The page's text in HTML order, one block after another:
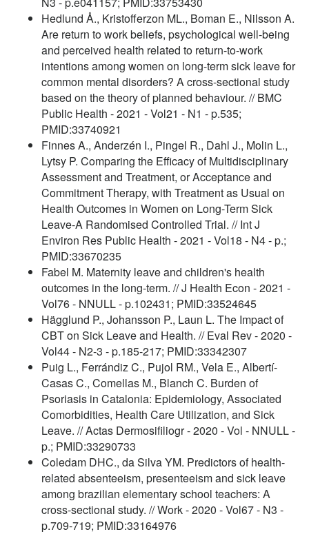
Hedlund Å., Kristofferzon ML., Boman E., Nilsson A.
Are return to work beliefs, psychological well-being
and perceived health related to return-to-work
intentions among women on long-term sick leave for
common mental disorders? A cross-sectional study
based on the theory of planned behaviour. // BMC
Public Health - 2021 - Vol21 - N1 - p.535;
PMID:33740921
Finnes A., Anderzén I., Pingel R., Dahl J., Molin L.,
Lytsy P. Comparing the Efficacy of Multidisciplinary
Assessment and Treatment, or Acceptance and
Commitment Therapy, with Treatment as Usual on
Health Outcomes in Women on Long-Term Sick
Leave-A Randomised Controlled Trial. // Int J
Environ Res Public Health - 2021 - Vol18 - N4 - p.;
PMID:33670235
Fabel M. Maternity leave and children's health
outcomes in the long-term. // J Health Econ - 2021 -
Vol76 - NNULL - p.102431; PMID:33524645
Hägglund P., Johansson P., Laun L. The Impact of
CBT on Sick Leave and Health. // Eval Rev - 2020 -
Vol44 - N2-3 - p.185-217; PMID:33342307
Puig L., Ferrándiz C., Pujol RM., Vela E., Albertí-
Casas C., Comellas M., Blanch C. Burden of
Psoriasis in Catalonia: Epidemiology, Associated
Comorbidities, Health Care Utilization, and Sick
Leave. // Actas Dermosifiliogr - 2020 - Vol - NNULL -
p.; PMID:33290733
Coledam DHC., da Silva YM. Predictors of health-
related absenteeism, presenteeism and sick leave
among brazilian elementary school teachers: A
cross-sectional study. // Work - 2020 - Vol67 - N3 -
p.709-719; PMID:33164976